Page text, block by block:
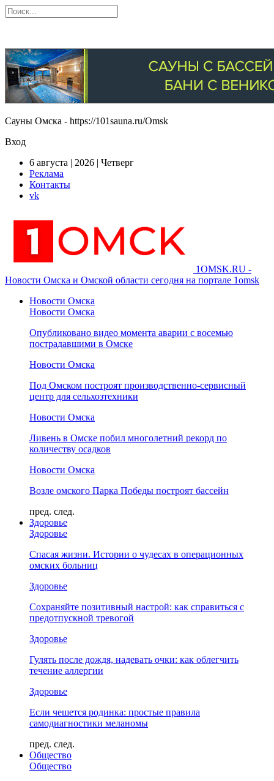
Сауны Омска - https://101sauna.ru/Omsk
Вход
6 августа | 2026 | Четверг
Реклама
Контакты
vk
1OMSK.RU -
Новости Омска и Омской области сегодня на портале 1omsk
Новости Омска
Новости Омска
Опубликовано видео момента аварии с восемью
пострадавшими в Омске
Новости Омска
Под Омском построят производственно-сервисный
центр для сельхозтехники
Новости Омска
Ливень в Омске побил многолетний рекорд по
количеству осадков
Новости Омска
Возле омского Парка Победы построят бассейн
пред. след.
Здоровье
Здоровье
Спасая жизни. Истории о чудесах в операционных
омских больниц
Здоровье
Сохраняйте позитивный настрой: как справиться с
предотпускной тревогой
Здоровье
Гулять после дождя, надевать очки: как облегчить
течение аллергии
Здоровье
Если чешется родинка: простые правила
самодиагностики меланомы
пред. след.
Общество
Общество